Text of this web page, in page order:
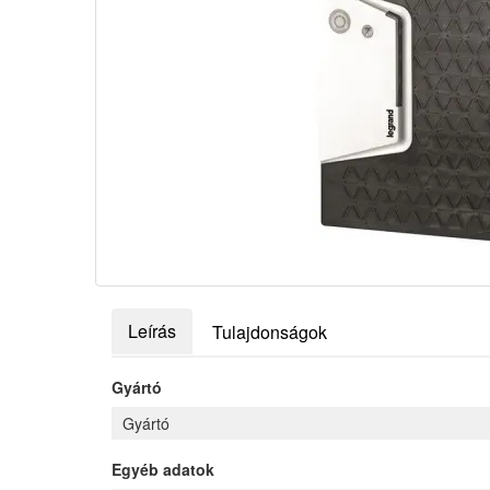
Leírás Tulajdonságok
Gyártó
Gyártó
Egyéb adatok